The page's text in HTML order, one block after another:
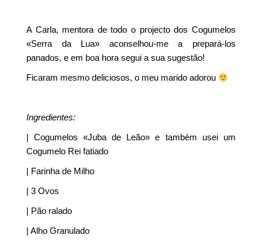
A Carla, mentora de todo o projecto dos Cogumelos
«Serra da Lua» aconselhou-me a prepará-los
panados, e em boa hora segui a sua sugestão!
Ficaram mesmo deliciosos, o meu marido adorou
Ingredientes:
| Cogumelos «Juba de Leão» e também usei um
Cogumelo Rei fatiado
| Farinha de Milho
| 3 Ovos
| Pão ralado
| Alho Granulado